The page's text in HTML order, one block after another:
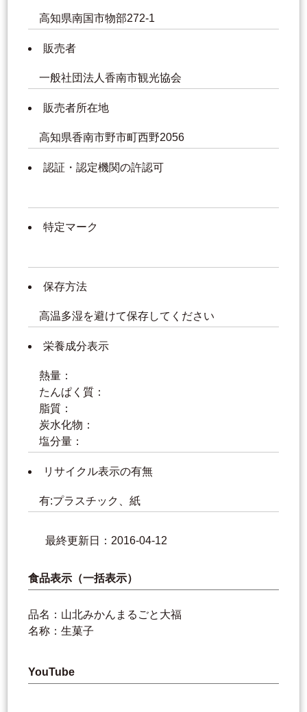
高知県南国市物部272-1
販売者
一般社団法人香南市観光協会
販売者所在地
高知県香南市野市町西野2056
認証・認定機関の許認可
特定マーク
保存方法
高温多湿を避けて保存してください
栄養成分表示
熱量：
たんぱく質：
脂質：
炭水化物：
塩分量：
リサイクル表示の有無
有:プラスチック、紙
最終更新日：2016-04-12
食品表示（一括表示）
品名：山北みかんまるごと大福
名称：生菓子
YouTube